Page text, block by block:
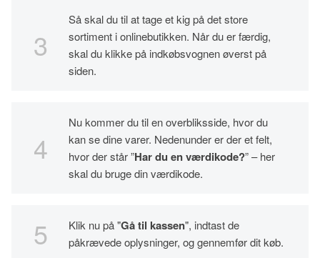
Så skal du til at tage et kig på det store
sortiment i onlinebutikken. Når du er færdig,
skal du klikke på indkøbsvognen øverst på
siden.
Nu kommer du til en overbliksside, hvor du
kan se dine varer. Nedenunder er der et felt,
hvor der står ”Har du en værdikode?” – her
skal du bruge din værdikode.
Klik nu på "Gå til kassen", indtast de
påkrævede oplysninger, og gennemfør dit køb.